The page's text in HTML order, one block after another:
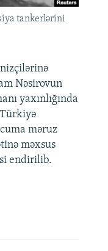
tankerlərini
Nəsirovun
yaxınlığında
məruz
məxsus
endirilib.